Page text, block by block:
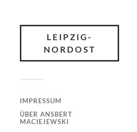
LEIPZIG-
NORDOST
IMPRESSUM
ÜBER ANSBERT
MACIEJEWSKI